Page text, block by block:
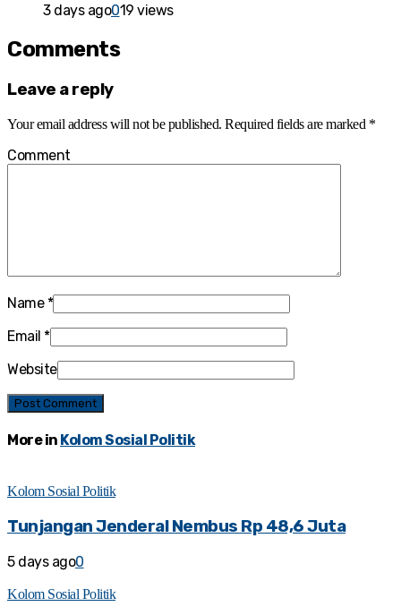
3 days ago019 views
Comments
Leave a reply
Your email address will not be published. Required fields are marked *
Comment
Name *
Email *
Website
More in Kolom Sosial Politik
Kolom Sosial Politik
Tunjangan Jenderal Nembus Rp 48,6 Juta
5 days ago0
Kolom Sosial Politik